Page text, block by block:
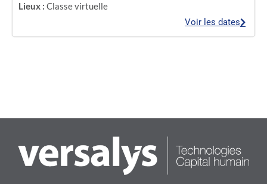
Lieux : Classe virtuelle
Voir les dates